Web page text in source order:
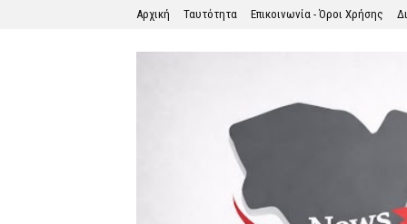
Αρχική Ταυτότητα Επικοινωνία - Όροι Χρήσης